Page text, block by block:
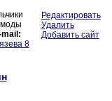
mail:
8
Редактировать
Удалить
Добавить сайт